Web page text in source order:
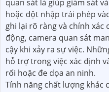
quan sát là giúp giám sát
hoặc đột nhập trái phép
ghi lại rõ ràng và chính xác
động, camera quan sát
cậy khi xảy ra sự việc.
hỗ trợ trong việc xác định
rối hoặc đe dọa an ninh.
Tính năng chất lượng khác